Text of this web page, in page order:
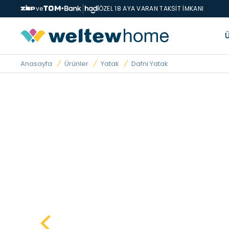
ve ÖZEL 18 AYA VARAN TAKSİT İMKANI
Anasayfa Ürünler Yatak Dafni Yatak